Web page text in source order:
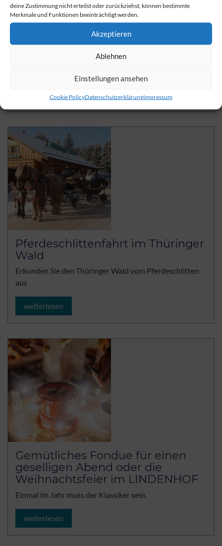
deine Zustimmung nicht erteilst oder zurückziehst, können bestimmte
Merkmale und Funktionen beeinträchtigt werden.
Akzeptieren
Ablehnen
Einstellungen ansehen
Cookie PolicyDatenschutzerklärungImpressum
Flackernder Lichtschein im
knirschenden Schnee
weiterlesen
Pferdeschlittenfahrt im Thüringer
Wald
Erkunden Sie den Thüringer Wald vom Pferdeschlitten
aus
weiterlesen
Gemütliches Fondue für einen
geselligen Abend oder die
Weihnachtsfeier im LINDENHOF
Einmal im Jahr muss der Klassiker sein.
weiterlesen